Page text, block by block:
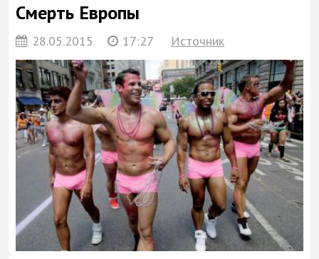
Смерть Европы
28.05.2015 17:27 Источник